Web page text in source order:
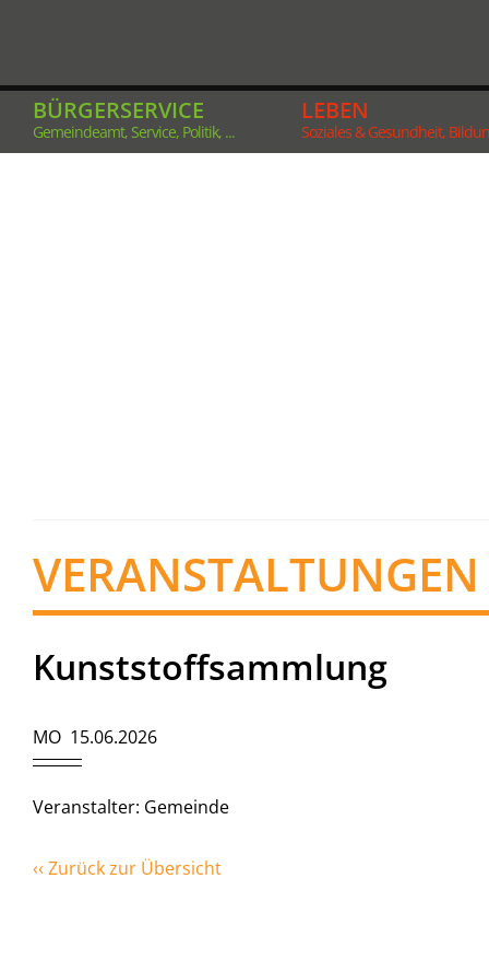
BÜRGERSERVICE
Gemeindeamt, Service, Politik, ...
LEBEN
Soziales & Gesundheit,
VERANSTALTUNGEN
Kunststoffsammlung
MO 15.06.2026
Veranstalter: Gemeinde
‹‹ Zurück zur Übersicht